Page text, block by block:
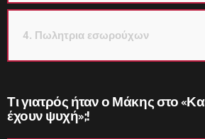
4. Πωλητρια εσωρούχων
Τι γιατρός ήταν ο Μάκης στο
έχουν ψυχή»;!